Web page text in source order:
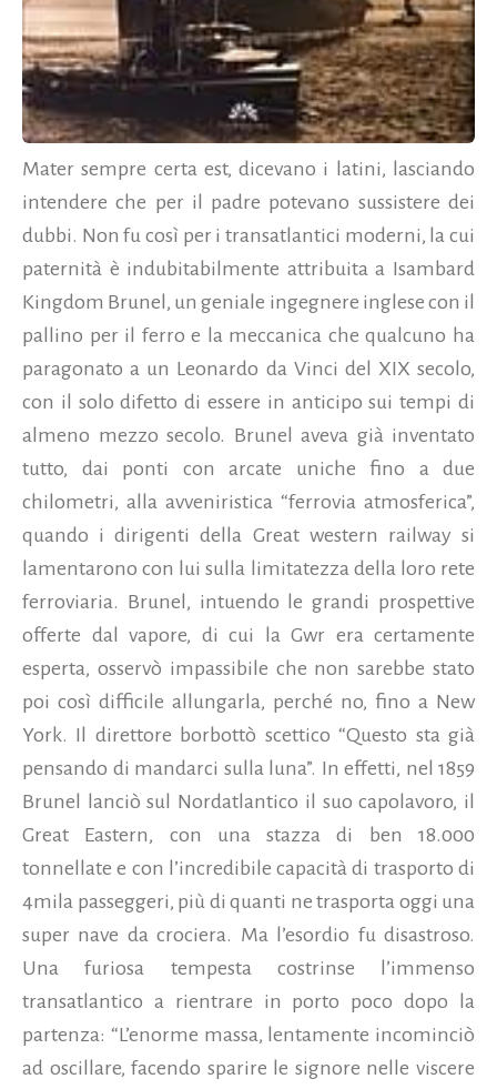
Mater sempre certa est, dicevano i latini, lasciando
intendere che per il padre potevano sussistere dei
dubbi. Non fu così per i transatlantici moderni, la cui
paternità è indubitabilmente attribuita a Isambard
Kingdom Brunel, un geniale ingegnere inglese con il
pallino per il ferro e la meccanica che qualcuno ha
paragonato a un Leonardo da Vinci del XIX secolo,
con il solo difetto di essere in anticipo sui tempi di
almeno mezzo secolo. Brunel aveva già inventato
tutto, dai ponti con arcate uniche fino a due
chilometri, alla avveniristica “ferrovia atmosferica”,
quando i dirigenti della Great western railway si
lamentarono con lui sulla limitatezza della loro rete
ferroviaria. Brunel, intuendo le grandi prospettive
offerte dal vapore, di cui la Gwr era certamente
esperta, osservò impassibile che non sarebbe stato
poi così difficile allungarla, perché no, fino a New
York. Il direttore borbottò scettico “Questo sta già
pensando di mandarci sulla luna”. In effetti, nel 1859
Brunel lanciò sul Nordatlantico il suo capolavoro, il
Great Eastern, con una stazza di ben 18.000
tonnellate e con l’incredibile capacità di trasporto di
4mila passeggeri, più di quanti ne trasporta oggi una
super nave da crociera. Ma l’esordio fu disastroso.
Una furiosa tempesta costrinse l’immenso
transatlantico a rientrare in porto poco dopo la
partenza: “L’enorme massa, lentamente incominciò
ad oscillare, facendo sparire le signore nelle viscere